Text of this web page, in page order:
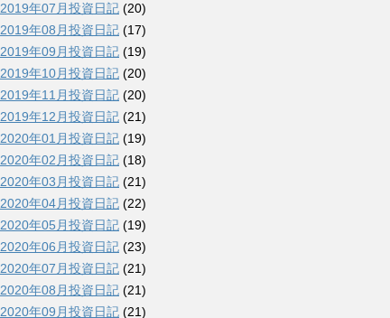
2019年07月投資日記 (20)
2019年08月投資日記 (17)
2019年09月投資日記 (19)
2019年10月投資日記 (20)
2019年11月投資日記 (20)
2019年12月投資日記 (21)
2020年01月投資日記 (19)
2020年02月投資日記 (18)
2020年03月投資日記 (21)
2020年04月投資日記 (22)
2020年05月投資日記 (19)
2020年06月投資日記 (23)
2020年07月投資日記 (21)
2020年08月投資日記 (21)
2020年09月投資日記 (21)